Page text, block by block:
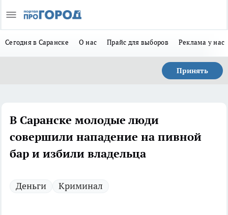
Сегодня в Саранске О нас Прайс для выборов Реклама у нас
Принять
В Саранске молодые люди
совершили нападение на пивной
бар и избили владельца
Деньги Криминал